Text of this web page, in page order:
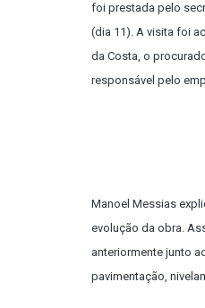
foi prestada pelo
(dia 11). A visita foi
da Costa, o
responsável pelo
Manoel Messias
evolução da obra.
anteriormente junto
pavimentação,